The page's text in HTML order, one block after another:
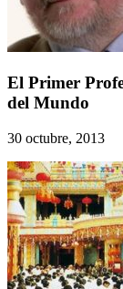
El Primer
del Mundo
30 octubre, 2013